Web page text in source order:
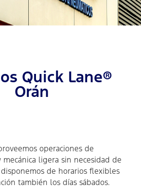
Quick Lane®
Orán
operaciones de
ligera sin necesidad de
de horarios flexibles
también los días sábados.